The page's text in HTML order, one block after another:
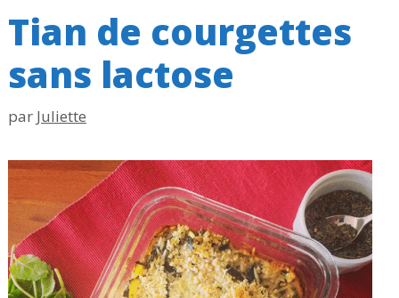
Tian de courgettes
sans lactose
par Juliette